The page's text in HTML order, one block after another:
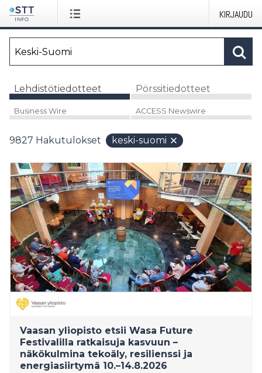
KIRJAUDU
Lehdistötiedotteet Pörssitiedotteet
Business Wire ACCESS Newswire
9827 Hakutulokset keski-suomi
Vaasan yliopisto etsii Wasa Future
Festivalilla ratkaisuja kasvuun –
näkökulmina tekoäly, resilienssi ja
energiasiirtymä 10.–14.8.2026